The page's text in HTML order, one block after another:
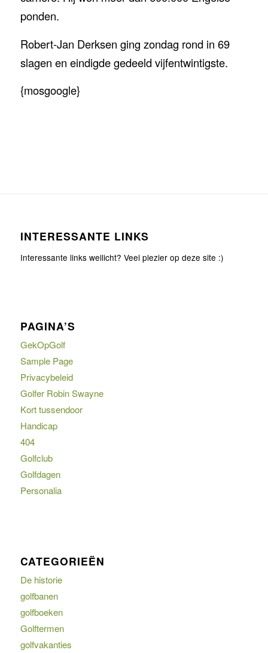
ponden.
Robert-Jan Derksen ging zondag rond in 69
slagen en eindigde gedeeld vijfentwintigste.
{mosgoogle}
INTERESSANTE LINKS
Interessante links wellicht? Veel plezier op deze site :)
PAGINA’S
GekOpGolf
Sample Page
Privacybeleid
Golfer Robin Swayne
Kort tussendoor
Handicap
404
Golfclub
Golfdagen
Personalia
CATEGORIEËN
De historie
golfbanen
golfboeken
Golftermen
golfvakanties